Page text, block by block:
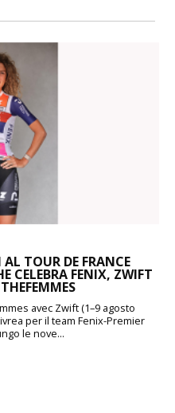
TOUR DE FRANCE
CELEBRA FENIX, ZWIFT
avec Zwift (1–9 agosto
per il team Fenix-Premier
le nove...